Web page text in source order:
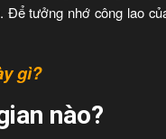
tưởng nhớ công lao
gì?
nào?